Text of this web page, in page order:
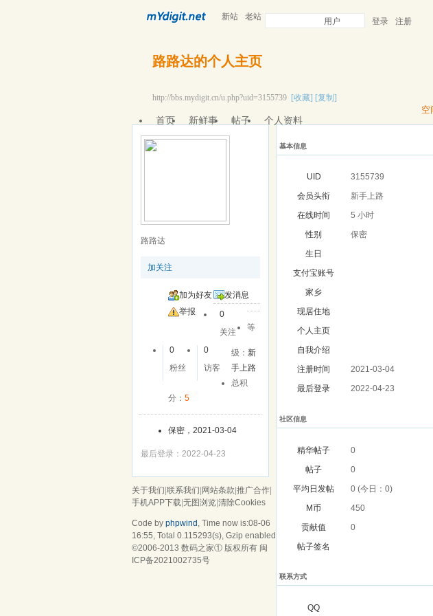
新站 老站 用户 登录 注册
路路达的个人主页
http://bbs.mydigit.cn/u.php?uid=3155739 [收藏] [复制]
空
首页 新鲜事 帖子 个人资料
路路达
加关注
加为好友
发消息
举报
0
关注
0
粉丝
0
访客
等
级：新
手上路
总积
分： 5
保密，2021-03-04
最后登录：2022-04-23
基本信息
UID
3155739
会员头衔
新手上路
在线时间
5 小时
性别
保密
生日
支付宝账号
家乡
现居住地
个人主页
自我介绍
注册时间
2021-03-04
最后登录
2022-04-23
社区信息
精华帖子
0
帖子
0
平均日发帖
0 (今日：0)
M币
450
贡献值
0
帖子签名
联系方式
QQ
关于我们 联系我们 网站条款 推广合作
手机APP下载 无图浏览 清除Cookies
Code by phpwind , Time now is:08-06
16:55, Total 0.115293(s), Gzip enabled
©2006-2013 数码之家① 版权所有 闽
ICP备2021002735号